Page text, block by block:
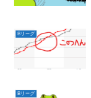
Bリーグ
Bリーグ